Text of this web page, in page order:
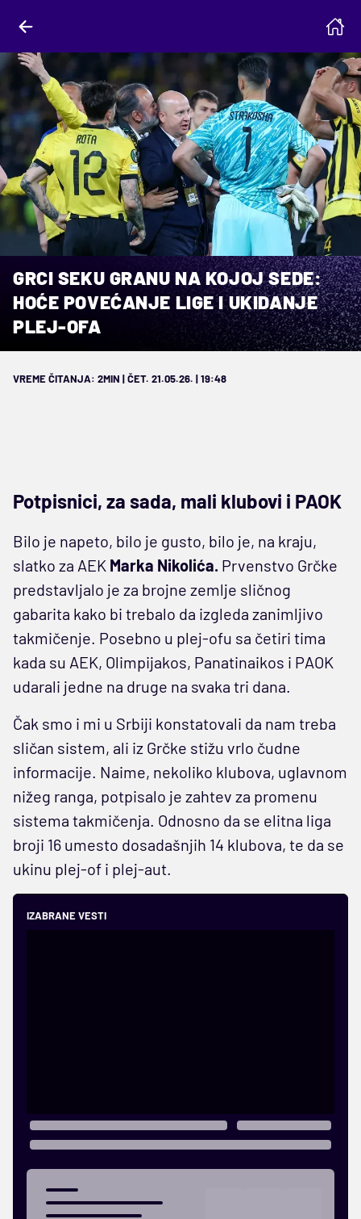
GRCI SEKU GRANU NA KOJOJ SEDE:
HOĆE POVEĆANJE LIGE I UKIDANJE
PLEJ-OFA
VREME ČITANJA: 2MIN | ČET. 21.05.26. | 19:48
Potpisnici, za sada, mali klubovi i PAOK
Bilo je napeto, bilo je gusto, bilo je, na kraju,
slatko za AEK Marka Nikolića. Prvenstvo Grčke
predstavljalo je za brojne zemlje sličnog
gabarita kako bi trebalo da izgleda zanimljivo
takmičenje. Posebno u plej-ofu sa četiri tima
kada su AEK, Olimpijakos, Panatinaikos i PAOK
udarali jedne na druge na svaka tri dana.
Čak smo i mi u Srbiji konstatovali da nam treba
sličan sistem, ali iz Grčke stižu vrlo čudne
informacije. Naime, nekoliko klubova, uglavnom
nižeg ranga, potpisalo je zahtev za promenu
sistema takmičenja. Odnosno da se elitna liga
broji 16 umesto dosadašnjih 14 klubova, te da se
ukinu plej-of i plej-aut.
IZABRANE VESTI